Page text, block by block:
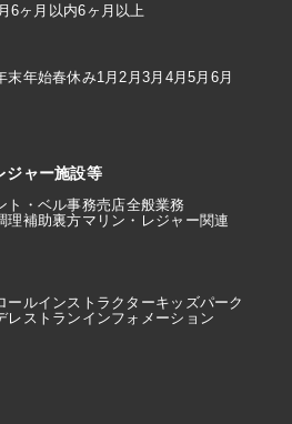
6ヶ月以内6ヶ月以上
末年始春休み1月 2月3月 4月5月 6月
ジャー施設等
ト・ベル事務売店全般業務
理補助裏方マリン・レジャー関連
ールインストラクターキッズパーク
レストラン インフォメーション